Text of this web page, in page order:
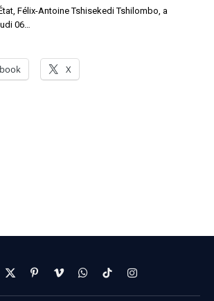
Félix-Antoine Tshisekedi Tshilombo, a
06…
X
X
(Twitter)
PinterestVimeoWhatsApp
TikTokInstagram